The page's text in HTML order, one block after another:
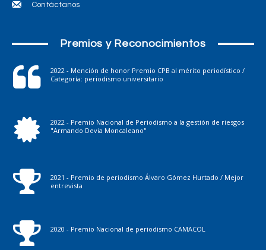
Contáctanos
Premios y Reconocimientos
2022 - Mención de honor Premio CPB al mérito periodístico /
Categoría: periodismo universitario
2022 - Premio Nacional de Periodismo a la gestión de riesgos
"Armando Devia Moncaleano"
2021 - Premio de periodismo Álvaro Gómez Hurtado / Mejor
entrevista
2020 - Premio Nacional de periodismo CAMACOL